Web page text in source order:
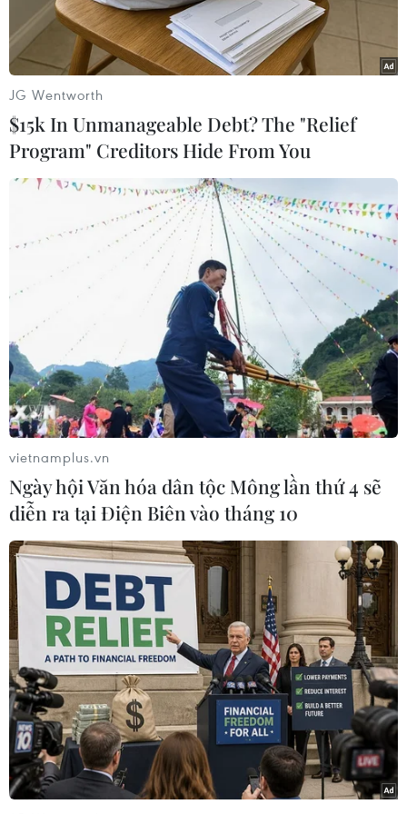
Cái chết đột ngột của nữ diễn viên Châu Hải My khiến nhiều
người hâm mộ cô bất ngờ. (Nguồn: Weibo)
Cảnh sát Bắc Kinh đã bắt giữ một người đàn ông
36 tuổi bị cáo buộc chia sẻ hồ sơ bệnh án của nữ
diễn viên Hong Kong Châu Hải My (Kathy Chow
Hoi-mei) trên WeChat. Hồ sơ này bị rò rỉ trên
mạng chỉ một ngày sau khi cô qua đời vào tối
11/12 ở tuổi 57.
Theo Đài Truyền hình Nhà nước CCTV, Sở Cảnh
sát thành phố Bắc Kinh thông tin về người đàn
ông họ Fu đã lợi dụng chức vụ là nhân viên của
Bệnh viện Y học Cổ truyền Trung Quốc Bắc Kinh
để chụp ảnh hồ sơ bệnh án của Châu Hải My và
khoe khoang với bạn bè trên WeChat.
Ngoài ra, cảnh sát đã phỏng vấn một người bạn
của nhân viên y tế này được cho là có liên quan
đến vụ án.
Công ty Quản lý của Châu Hải My đã thông báo
về cái chết của nữ diễn viên này do “điều trị
bệnh không hiệu quả” vào ngày 12/12, buổi sáng
sau khi nữ diễn viên này qua đời.
JG Wentworth
$15k In Unmanageable Debt? The "Relief
Program" Creditors Hide From You
vietnamplus.vn
Ngày hội Văn hóa dân tộc Mông lần thứ 4 sẽ
diễn ra tại Điện Biên vào tháng 10